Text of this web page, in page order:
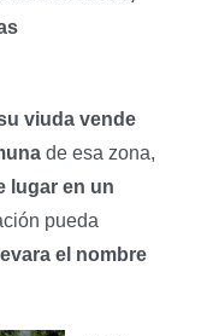
viuda vende
de esa zona,
lugar en un
pueda
el nombre